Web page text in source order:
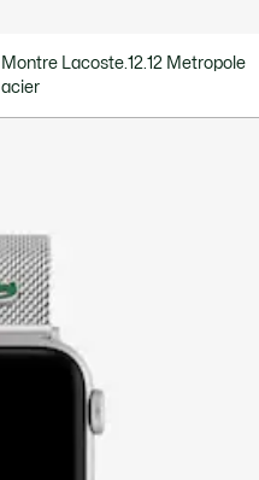
Montre Lacoste.12.12 Metropole
acier